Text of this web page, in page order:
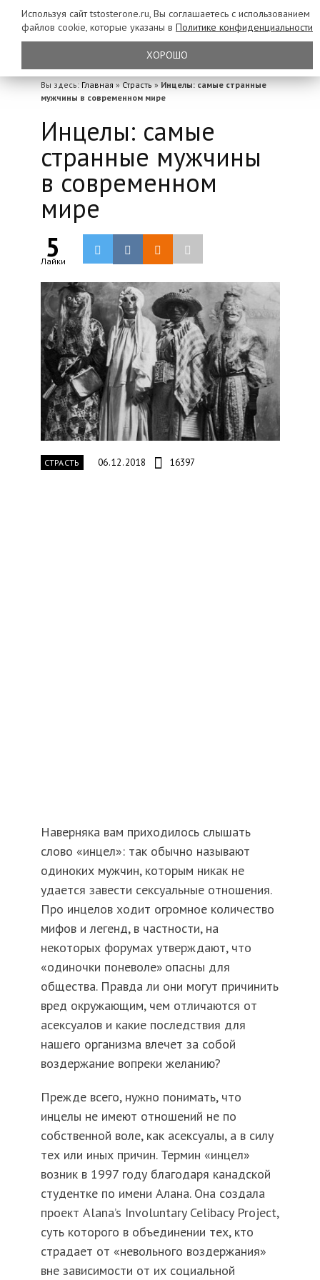
Вы здесь: Главная » Страсть » Инцелы: самые странные
мужчины в современном мире
Инцелы: самые
странные мужчины
в современном
мире
5
Лайки
СТРАСТЬ 06.12.2018 16397
Наверняка вам приходилось слышать
слово «инцел»: так обычно называют
одиноких мужчин, которым никак не
удается завести сексуальные отношения.
Про инцелов ходит огромное количество
мифов и легенд, в частности, на
некоторых форумах утверждают, что
«одиночки поневоле» опасны для
общества. Правда ли они могут причинить
вред окружающим, чем отличаются от
асексуалов и какие последствия для
нашего организма влечет за собой
воздержание вопреки желанию?
Прежде всего, нужно понимать, что
инцелы не имеют отношений не по
собственной воле, как асексуалы, а в силу
тех или иных причин. Термин «инцел»
возник в 1997 году благодаря канадской
студентке по имени Алана. Она создала
проект Alana’s Involuntary Celibacy Project,
суть которого в объединении тех, кто
страдает от «невольного воздержания»
вне зависимости от их социальной
Используя сайт tstosterone.ru, Вы соглашаетесь с использованием
файлов cookie, которые указаны в Политике конфиденциальности
ХОРОШО